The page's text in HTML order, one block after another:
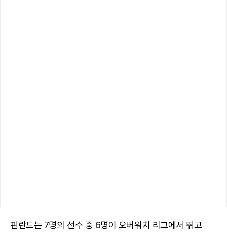
핀란드는 7명의 선수 중 6명이 오버워치 리그에서 뛰고